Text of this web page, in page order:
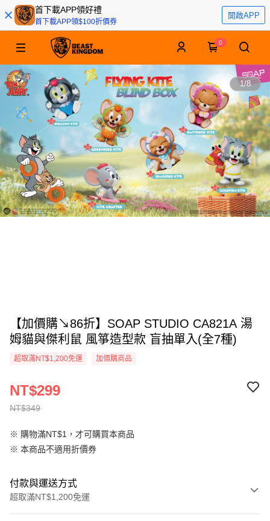
首下載APP領好禮
首下載APP領$100折價券
開啟APP
0
1/8
【加價購↘86折】SOAP STUDIO CA821A 湯
姆貓與傑利鼠 風箏造型款 盲抽單入(全7種)
超取滿NT$1,200免運 加價購商品
NT$349
NT$299
※ 購物滿NT$1，才可購買本商品
※ 本商品不適用折價券
付款與運送方式
超取滿NT$1,200免運